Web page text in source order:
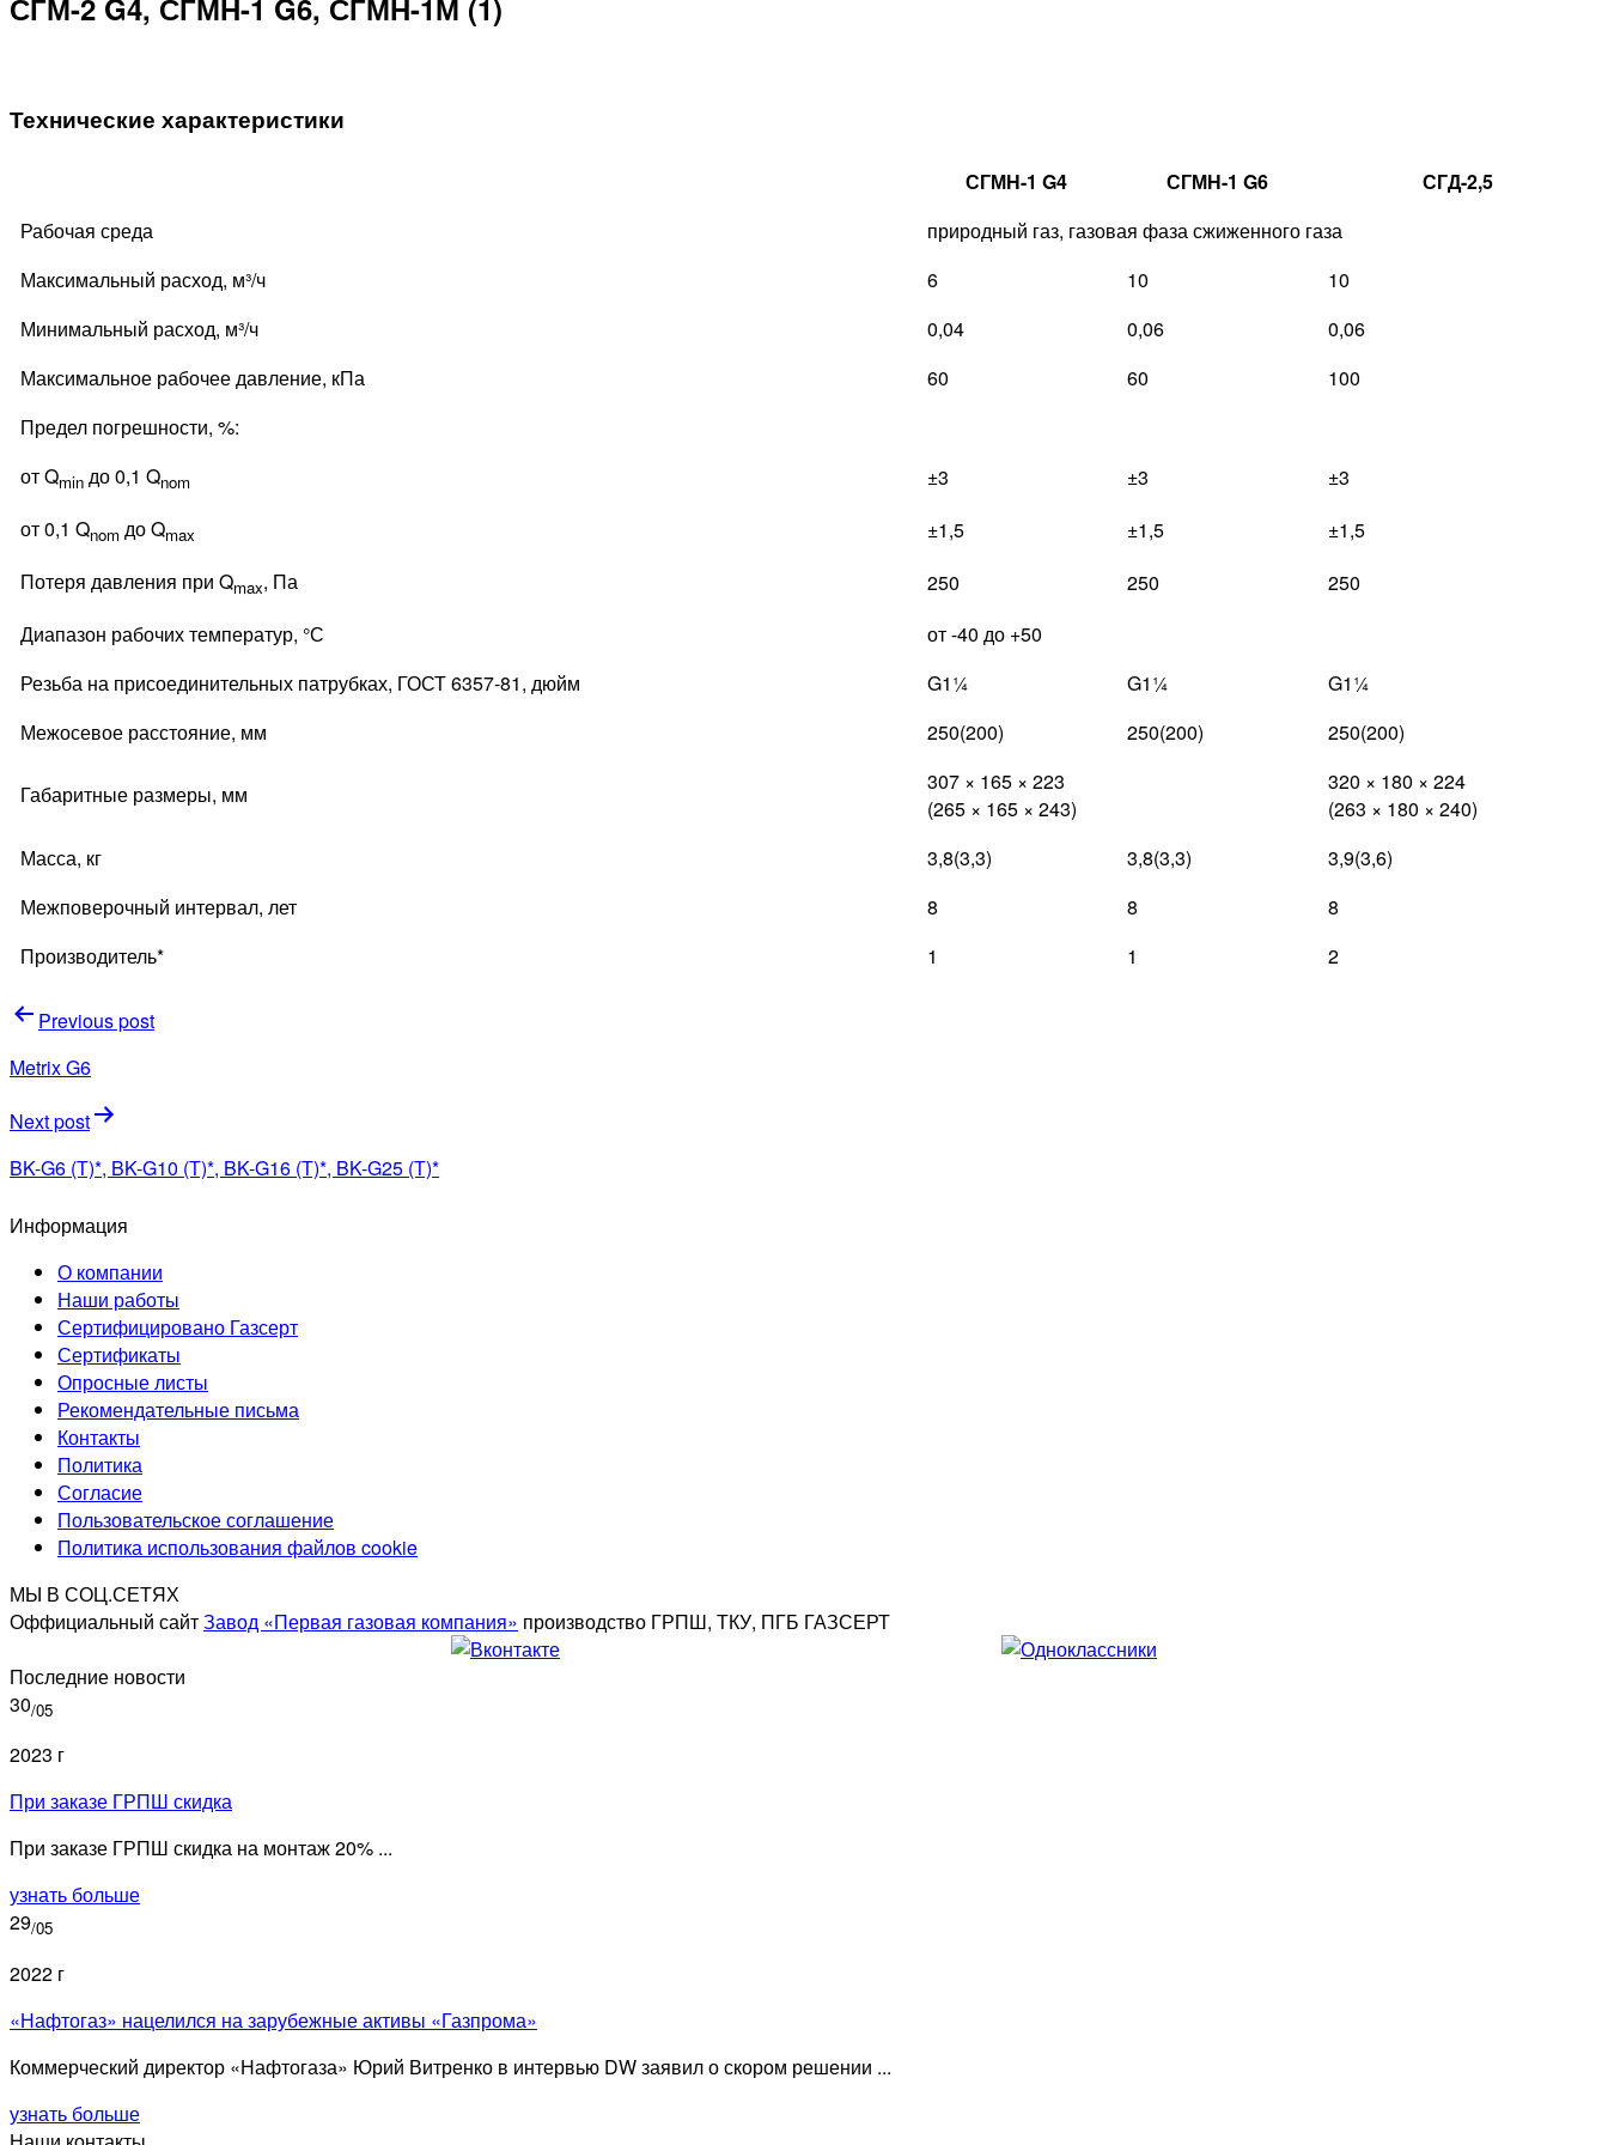
СГМ-2 G4, СГМН-1 G6, СГМН-1М (1)
Технические характеристики
СГМН-1 G4 СГМН-1 G6
СГД-2,5
Рабочая среда
природный газ, газовая фаза сжиженного газа
Максимальный расход, м³/ч
6 10
10
Минимальный расход, м³/ч
0,04 0,06
0,06
Максимальное рабочее давление, кПа
60 60
100
Предел погрешности, %:
от Qmin до 0,1 Qnom ±3 ±3
±3
от 0,1 Qnom до Qmax ±1,5 ±1,5
±1,5
Потеря давления при Qmax, Па 250 250
250
Диапазон рабочих температур, °С
от -40 до +50
Резьба на присоединительных патрубках, ГОСТ 6357-81, дюйм
G1¼ G1¼
G1¼
Межосевое расстояние, мм
250(200) 250(200) 250(200)
Габаритные размеры, мм
307 × 165 × 223
(265 × 165 × 243)
320 × 180 × 224
(263 × 180 × 240)
Масса, кг
3,8(3,3) 3,8(3,3)
3,9(3,6)
Межповерочный интервал, лет
8 8
8
Производитель*
1 1 2
Навигация
по
записям
Previous post
Metrix G6
Next post
BK-G6 (Т)*, BK-G10 (Т)*, BK-G16 (Т)*, BK-G25 (Т)*
Информация
О компании
Наши работы
Сертифицировано Газсерт
Сертификаты
Опросные листы
Рекомендательные письма
Контакты
Политика
Согласие
Пользовательское соглашение
Политика использования файлов cookie
МЫ В СОЦ.СЕТЯХ
Оффициальный сайтЗавод «Первая газовая компания» производство ГРПШ, ТКУ, ПГБ ГАЗСЕРТ
Последние новости
30/05
2023 г
При заказе ГРПШ скидка
При заказе ГРПШ скидка на монтаж 20% ...
узнать больше
29/05
2022 г
«Нафтогаз» нацелился на зарубежные активы «Газпрома»
Коммерческий директор «Нафтогаза» Юрий Витренко в интервью DW заявил о скором решении ...
узнать больше